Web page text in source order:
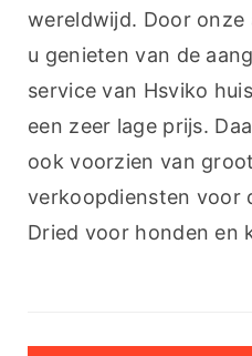
wereldwijd. Door
u genieten van de
service van Hsviko
een zeer lage prijs.
ook voorzien van
verkoopdiensten voor
Dried voor honden en